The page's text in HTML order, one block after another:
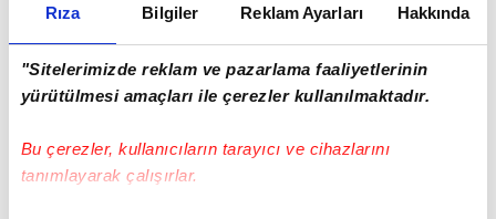
Rıza Bilgiler Reklam Ayarları Hakkında
"Sitelerimizde reklam ve pazarlama faaliyetlerinin
yürütülmesi amaçları ile çerezler kullanılmaktadır.
Bu çerezler, kullanıcıların tarayıcı ve cihazlarını
tanımlayarak çalışırlar.
Ülke Türkiye
Kilo 82